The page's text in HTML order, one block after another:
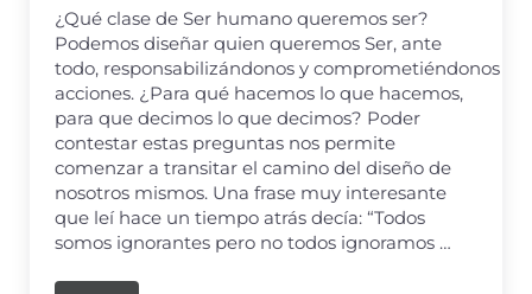
¿Qué clase de Ser humano queremos ser?
Podemos diseñar quien queremos Ser, ante
todo, responsabilizándonos y comprometiéndonos
acciones. ¿Para qué hacemos lo que hacemos,
para que decimos lo que decimos? Poder
contestar estas preguntas nos permite
comenzar a transitar el camino del diseño de
nosotros mismos. Una frase muy interesante
que leí hace un tiempo atrás decía: “Todos
somos ignorantes pero no todos ignoramos …